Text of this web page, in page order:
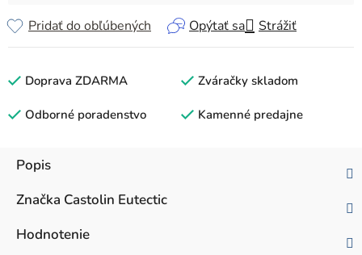
Opýtať sa Strážiť
Pridať do obľúbených
Doprava ZDARMA Zváračky skladom
Odborné poradenstvo Kamenné predajne
Popis
Značka Castolin Eutectic
Hodnotenie